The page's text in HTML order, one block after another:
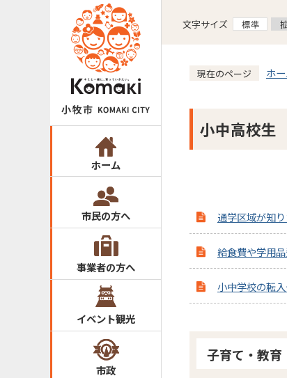
ホーム
市民の方へ
事業者の方へ
イベント観光
市政
文字サイズ
現在のページ ホ
小中高校生
通学区域が知り
給食費や学用
小中学校の転
子育て・教育